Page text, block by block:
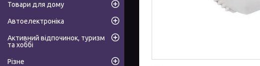
Товари для дому
Автоелектроніка
Активний відпочинок, туризм
та хоббі
Різне